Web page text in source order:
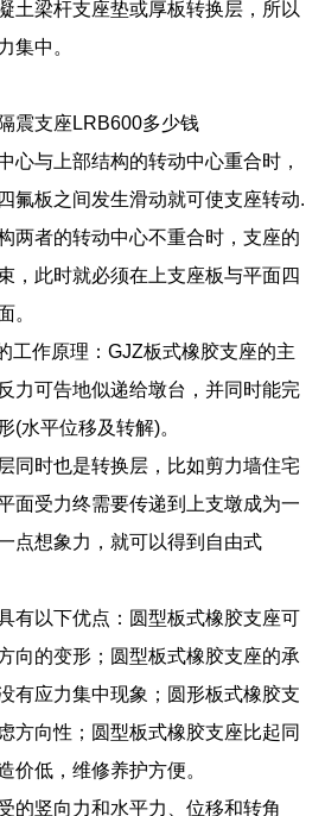
土梁杆支座垫或厚板转换层，所以
集中。
震支座LRB600多少钱
心与上部结构的转动中心重合时，
氟板之间发生滑动就可使支座转动.
两者的转动中心不重合时，支座的
，此时就必须在上支座板与平面四
。
工作原理：GJZ板式橡胶支座的主
力可告地似递给墩台，并同时能完
(水平位移及转解)。
同时也是转换层，比如剪力墙住宅
面受力终需要传递到上支墩成为一
点想象力，就可以得到自由式
有以下优点：圆型板式橡胶支座可
向的变形；圆型板式橡胶支座的承
有应力集中现象；圆形板式橡胶支
方向性；圆型板式橡胶支座比起同
价低，维修养护方便。
的竖向力和水平力、位移和转角